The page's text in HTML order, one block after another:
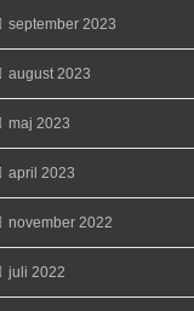
september 2023
august 2023
maj 2023
april 2023
november 2022
juli 2022